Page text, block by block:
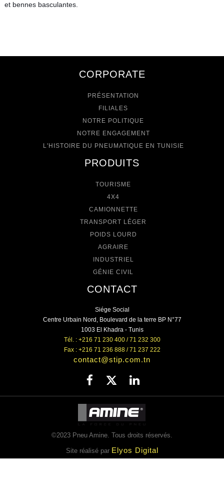
et bennes basculantes.
CORPORATE
PRÉSENTATION
FILIALES
NOTRE POLITIQUE
NOTRE ENGAGEMENT
L'HISTOIRE DU PNEUMATIQUE EN TUNISIE
PRODUITS
TOURISME
4X4
CAMIONNETTE
TRANSPORT LÉGER
POIDS LOURD
AGRAIRE
INDUSTRIEL
GÉNIE CIVIL
CONTACT
Siége Social
Centre Urbain Nord, Boulevard de la terre BP N°77
1003 El Khadra - Tunis
Tél. : +216 71 230 400 / 71 232 300
Fax : +216 71 236 888 / 71 237 222
contact@stip.com.tn
©2023 Pneu Amine. Tous droits réservés.
Site réalisé par Elyos Digital